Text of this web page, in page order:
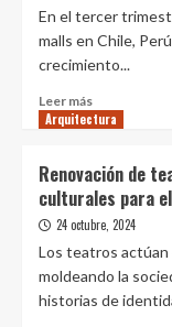
equidad
social
En el tercer
malls en Chile,
crecimiento...
Leer más
más
Arauco
incrementa
su
EBITDA
20.4%:
resultados
Arquitectura
Renovación de
culturales para
24 octubre, 2024
Los teatros
moldeando la
historias de